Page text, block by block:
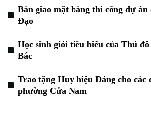
Bàn giao mặt bằng thi công dự
Đạo
Học sinh giỏi tiêu biểu của Thủ đô
Bác
Trao tặng Huy hiệu Đảng cho các
phường Cửa Nam